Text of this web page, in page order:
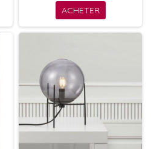
ACHETER